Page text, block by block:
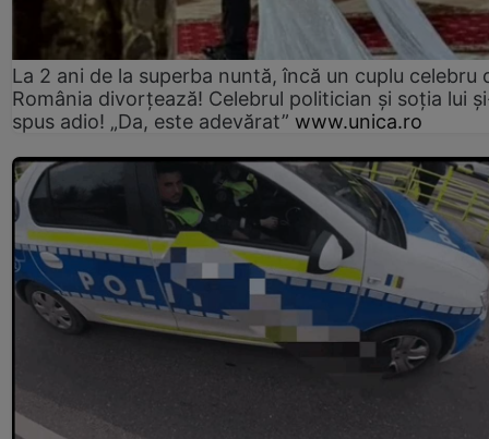
La 2 ani de la superba nuntă, încă un cuplu celebru
România divorțează! Celebrul politician și soția lui
spus adio! „Da, este adevărat” www.unica.ro